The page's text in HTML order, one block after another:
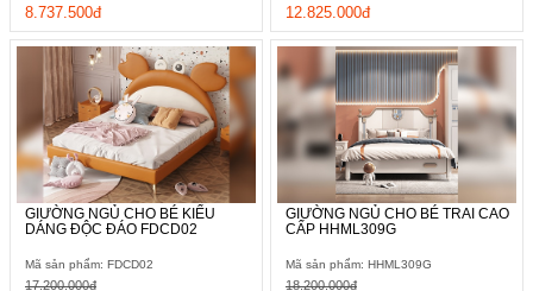
8.737.500đ 12.825.000đ
GIƯỜNG NGỦ CHO BÉ KIỂU
DÁNG ĐỘC ĐÁO FDCD02
Mã sản phẩm: FDCD02
17.200.000đ
GIƯỜNG NGỦ CHO BÉ TRAI CAO
CẤP HHML309G
Mã sản phẩm: HHML309G
18.200.000đ